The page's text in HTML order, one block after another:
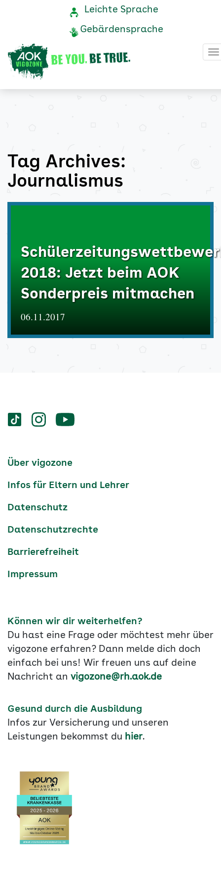
Journalismus
AOK
Vigozone
Navigation
Service-
Leichte Sprache
Gebärdensprache
Tag Archives:
Journalismus
2018: Jetzt beim AOK
Sonderpreis mitmachen
06.11.2017
Services
Social-
vigozone.de
vigozone.devigozone.de
Services-
Über vigozone
Infos für Eltern und Lehrer
Datenschutz
Datenschutzrechte
Barrierefreiheit
Impressum
Können wir dir weiterhelfen?
Du hast eine Frage oder möchtest mehr über
vigozone erfahren? Dann melde dich doch
einfach bei uns! Wir freuen uns auf deine
Nachricht an vigozone@rh.aok.de
Gesund durch die Ausbildung
Infos zur Versicherung und unseren
Leistungen bekommst du hier.